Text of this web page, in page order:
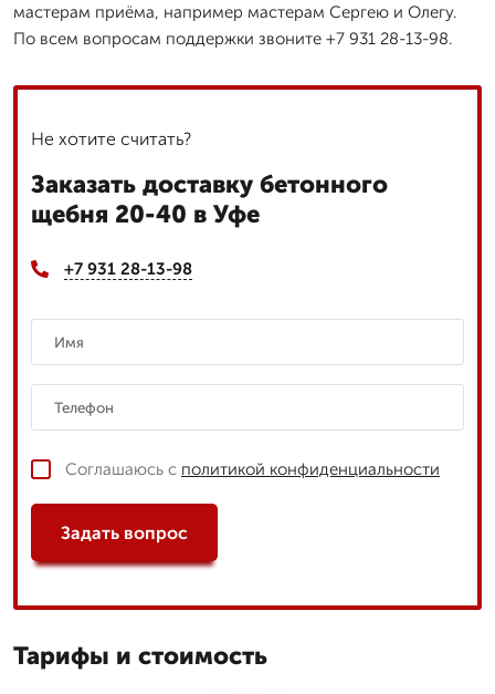
мастерам приёма, например мастерам Сергею и Олегу.
По всем вопросам поддержки звоните +7 931 28-13-98.
Не хотите считать?
Заказать доставку бетонного
щебня 20-40 в Уфе
+7 931 28-13-98
Соглашаюсь с политикой конфиденциальности
Задать вопрос
Тарифы и стоимость